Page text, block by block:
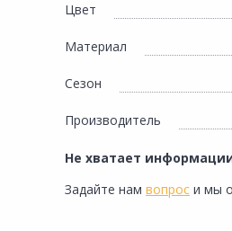
Интерьер, текстиль,
окон, картины
Автотовары
Цвет
Материал
Сезон
Производитель
Не хватает
Задайте нам вопрос и мы